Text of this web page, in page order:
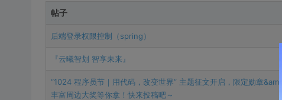
帖子
后端登录权限控制（spring）
『云曦智划 智享未来』
“1024 程序员节｜用代码，改变世界” 主题征文开启，限定勋章&amp;
丰富周边大奖等你拿！快来投稿吧～